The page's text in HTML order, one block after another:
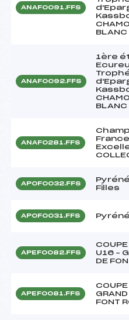
ANAF0091.FFS
BLANC
ANAF0092.FFS
1ère
BLANC
ANAF0281.FFS
APOF0032.FFS
Filles
APOF0031.FFS
APEF0082.FFS
COUPE
U16 –
DE
APEF0081.FFS
COUPE
FONT